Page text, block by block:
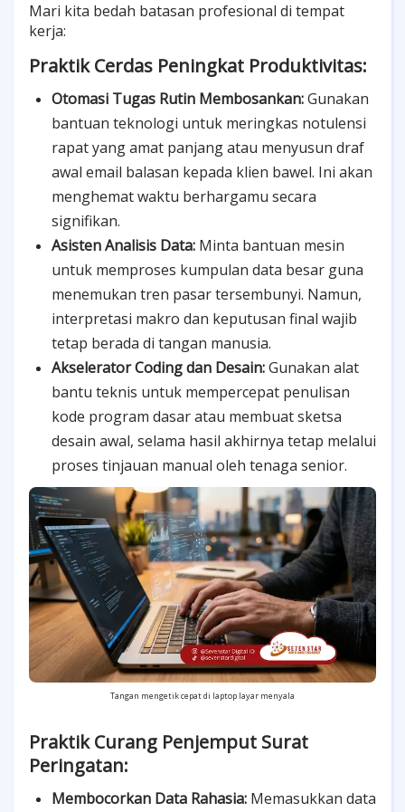
Mari kita bedah batasan profesional di tempat
kerja:
Praktik Cerdas Peningkat Produktivitas:
Otomasi Tugas Rutin Membosankan:Gunakan
bantuan teknologi untuk meringkas notulensi
rapat yang amat panjang atau menyusun draf
awal email balasan kepada klien bawel. Ini akan
menghemat waktu berhargamu secara
signifikan.
Asisten Analisis Data: Minta bantuan mesin
untuk memproses kumpulan data besar guna
menemukan tren pasar tersembunyi. Namun,
interpretasi makro dan keputusan final wajib
tetap berada di tangan manusia.
Akselerator Coding dan Desain:Gunakan alat
bantu teknis untuk mempercepat penulisan
kode program dasar atau membuat sketsa
desain awal, selama hasil akhirnya tetap melalui
proses tinjauan manual oleh tenaga senior.
Tangan mengetik cepat di laptop layar menyala
Praktik Curang Penjemput Surat
Peringatan:
Membocorkan Data Rahasia: Memasukkan data